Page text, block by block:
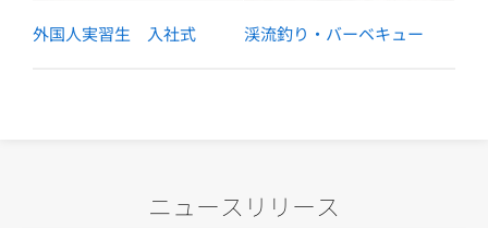
外国人実習生 入社式 渓流釣り・バーベキュー
ニュースリリース